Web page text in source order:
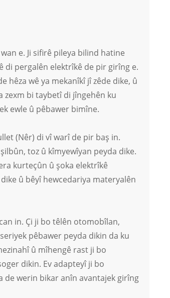
e. Ji sifirê pileya bilind hatine
di pergalên elektrîkê de pir girîng e.
wê ya mekanîkî jî zêde dike, û
zexm bi taybetî di jîngehên ku
ewle û pêbawer bimîne.
(Nêr) di vî warî de pir baş in.
toz û kîmyewîyan peyda dike.
kurteçûn û şoka elektrîkê
û bêyî hewcedariya materyalên
in. Çi ji bo têlên otomobîlan,
pêbawer peyda dikin da ku
û mîhengê rast ji bo
dikin. Ev adapteyî ji bo
de werin bikar anîn avantajek girîng